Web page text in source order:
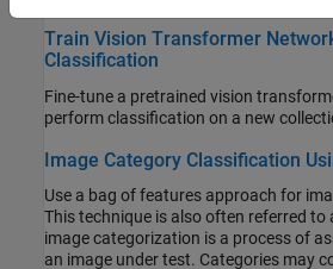
Train Vision Transformer
Classification
Fine-tune a pretrained vision
perform classification on a new
Image Category Classification
Use a bag of features approach for
This technique is also often referred to
image categorization is a process of
an image under test. Categories may